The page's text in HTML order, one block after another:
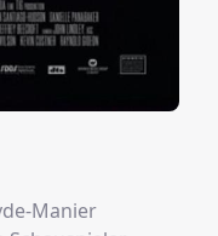
Manier